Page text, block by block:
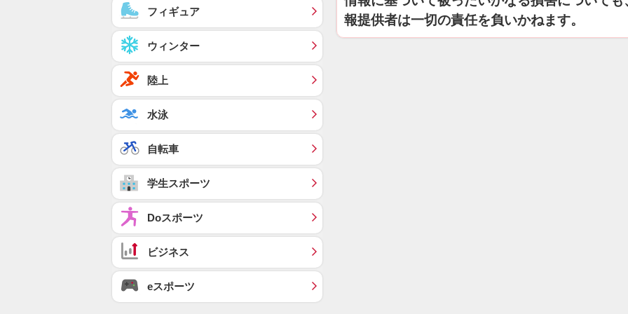
報提供者は一切の責任を負いかねます。
フィギュア
ウィンター
陸上
水泳
自転車
学生スポーツ
Doスポーツ
ビジネス
eスポーツ